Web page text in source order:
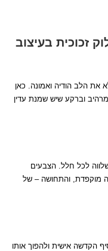
זכוכית בעיצוב
את הלב הודיה ואמונה. כאן
וברקע שיש שמנת עדין
לכל חלל. הצבעים
מוקפדת, והתחושה – של
הקדשה אישית ולהפוך אותו